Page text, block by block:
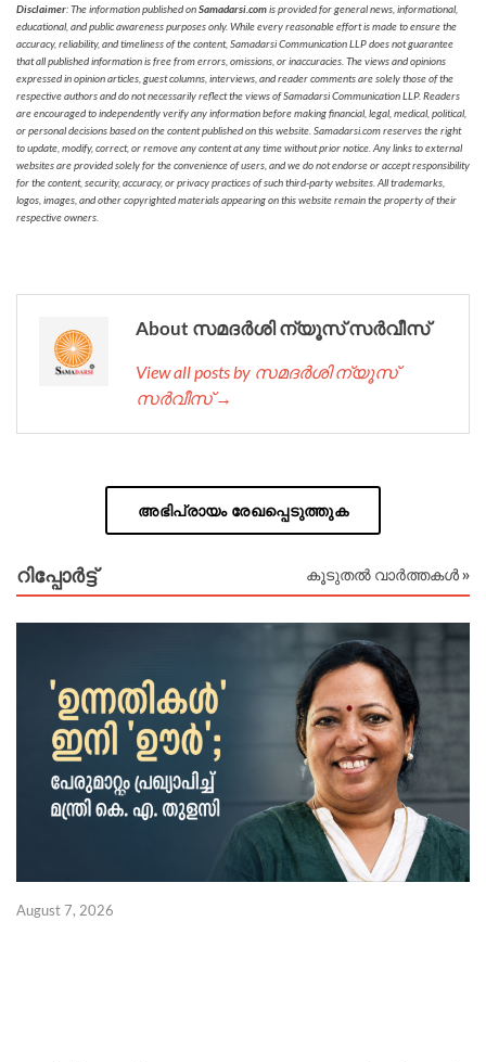
Disclaimer: The information published onSamadarsi.comis provided for general news, informational,
educational, and public awareness purposes only. While every reasonable effort is made to ensure the
accuracy, reliability, and timeliness of the content, Samadarsi Communication LLP does not guarantee
that all published information is free from errors, omissions, or inaccuracies. The views and opinions
expressed in opinion articles, guest columns, interviews, and reader comments are solely those of the
respective authors and do not necessarily reflect the views of Samadarsi Communication LLP. Readers
are encouraged to independently verify any information before making financial, legal, medical, political,
or personal decisions based on the content published on this website. Samadarsi.com reserves the right
to update, modify, correct, or remove any content at any time without prior notice. Any links to external
websites are provided solely for the convenience of users, and we do not endorse or accept responsibility
for the content, security, accuracy, or privacy practices of such third-party websites. All trademarks,
logos, images, and other copyrighted materials appearing on this website remain the property of their
respective owners.
About സമദർശി ന്യൂസ് സർവീസ്
View all posts by സമദർശി ന്യൂസ്
സർവീസ് →
അഭിപ്രായം രേഖപ്പെടുത്തുക
റിപ്പോര്‍ട്ട് കൂടുതൽ വാർത്തകൾ »
August 7, 2026